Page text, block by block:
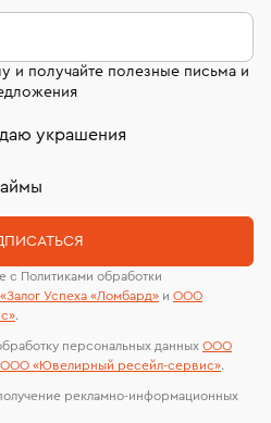
и часов смотрите на
и получайте полезные письма и
украшения
с Политиками обработки
Успеха «Ломбард» и ООО
.
персональных данных ООО
ООО «Ювелирный ресейл-сервиc».
рекламно-информационных